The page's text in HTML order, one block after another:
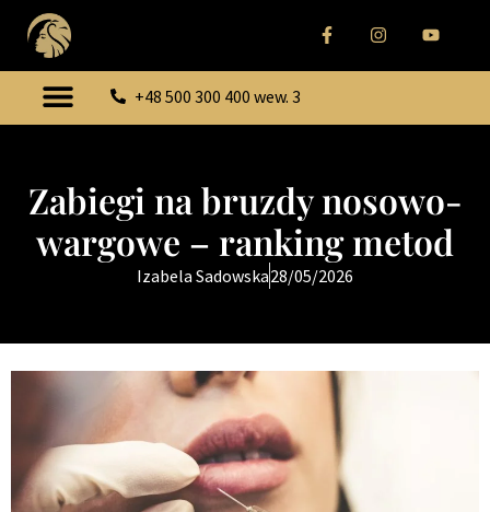
+48 500 300 400 wew. 3
Zabiegi na bruzdy nosowo-
wargowe – ranking metod
Izabela Sadowska28/05/2026